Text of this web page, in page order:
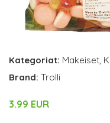
Kategoriat: Makeiset,
Brand: Trolli
3.99 EUR